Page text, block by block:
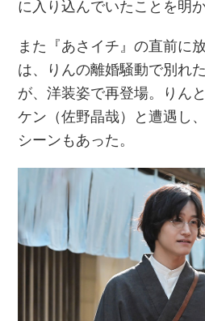
に入り込んでいたことを明か
また『あさイチ』の直前に
は、りんの離婚騒動で別れ
が、洋装姿で再登場。りん
ケン（佐野晶哉）と遭遇し
シーンもあった。